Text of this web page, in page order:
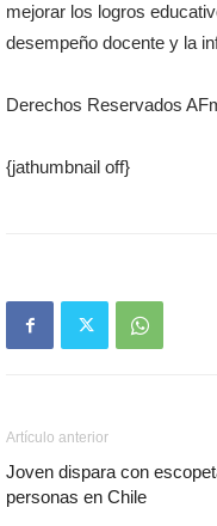
mejorar los logros
desempeño docente y la
Derechos Reservados
{jathumbnail off}
Artículo anterior
Joven dispara con
personas en Chile